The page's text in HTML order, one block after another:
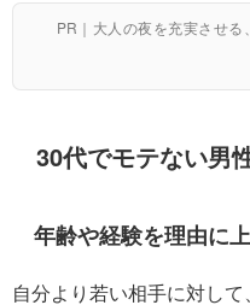
PR｜大人の夜を充実させ
30代でモテない男
年齢や経験を理由に
自分より若い相手に対し